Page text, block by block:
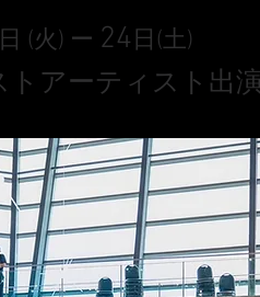
日 (火) ー 24 日(土)
トアーティスト出